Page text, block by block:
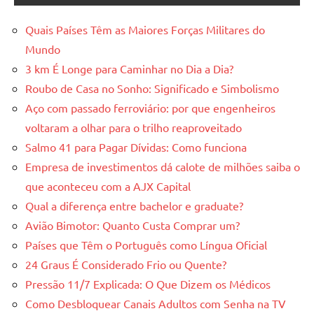
Quais Países Têm as Maiores Forças Militares do
Mundo
3 km É Longe para Caminhar no Dia a Dia?
Roubo de Casa no Sonho: Significado e Simbolismo
Aço com passado ferroviário: por que engenheiros
voltaram a olhar para o trilho reaproveitado
Salmo 41 para Pagar Dívidas: Como funciona
Empresa de investimentos dá calote de milhões saiba o
que aconteceu com a AJX Capital
Qual a diferença entre bachelor e graduate?
Avião Bimotor: Quanto Custa Comprar um?
Países que Têm o Português como Língua Oficial
24 Graus É Considerado Frio ou Quente?
Pressão 11/7 Explicada: O Que Dizem os Médicos
Como Desbloquear Canais Adultos com Senha na TV